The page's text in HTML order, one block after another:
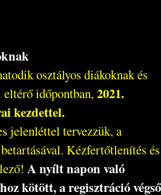
osztályos diákoknak és
időpontban, 2021.
kezdettel.
jelenléttel tervezzük, a
Kézfertőtlenítés és
A nyílt napon való
kötött, a regisztráció végső